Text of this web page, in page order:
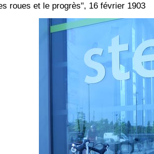
roues et le progrès", 16 février 1903